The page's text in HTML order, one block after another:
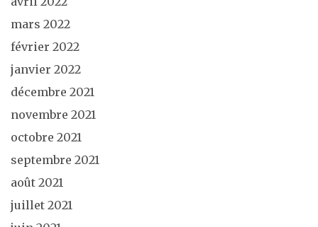
mars 2022
février 2022
janvier 2022
décembre 2021
novembre 2021
octobre 2021
septembre 2021
août 2021
juillet 2021